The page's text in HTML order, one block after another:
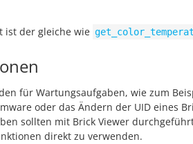
ist der gleiche wie
für Wartungsaufgaben, wie zum
oder das Ändern der UID eines
sollten mit Brick Viewer
direkt zu verwenden.